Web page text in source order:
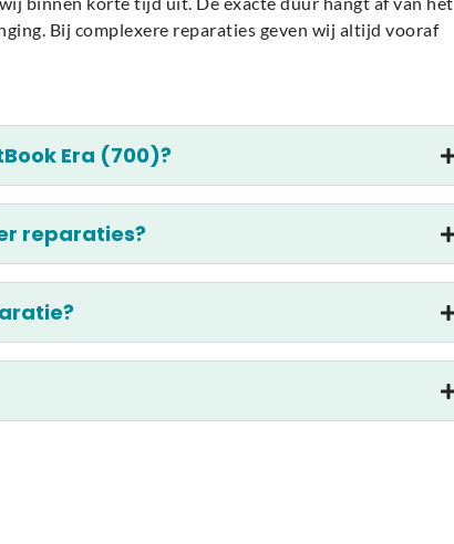
Bij complexere reparaties geven wij altijd vooraf
Era (700)?
reparaties?